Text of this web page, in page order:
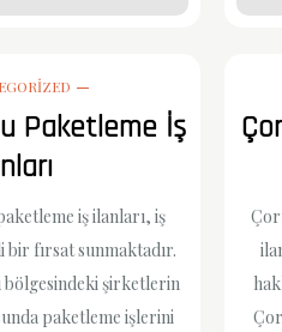
Paketleme İş
iş ilanları, iş
fırsat sunmaktadır.
bölgesindeki şirketlerin
paketleme işlerini